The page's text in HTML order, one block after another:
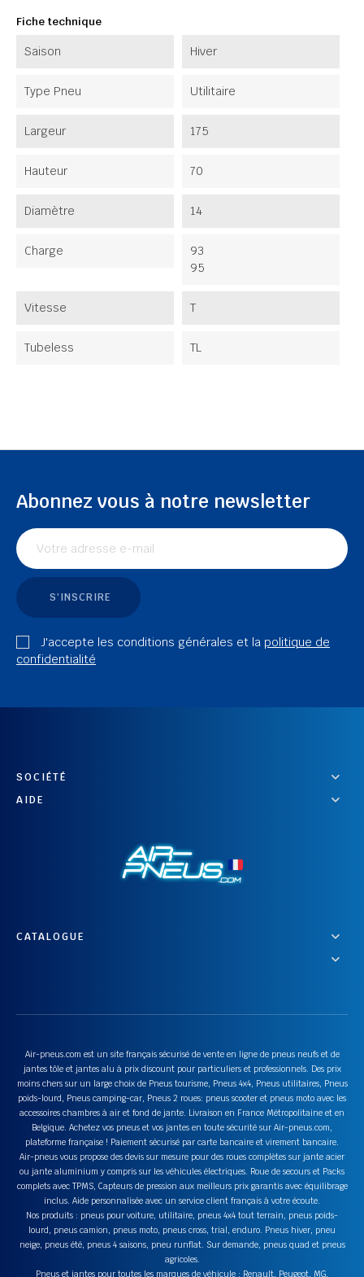
Fiche technique
Saison Hiver
Type Pneu Utilitaire
Largeur 175
Hauteur 70
Diamètre 14
Charge
93
95
Vitesse T
Tubeless TL
Abonnez vous à notre newsletter
S'INSCRIRE
J'accepte les conditions générales et la politique de
confidentialité
SOCIÉTÉ
AIDE
CATALOGUE
Air-pneus.com est un site français sécurisé de vente en ligne de pneus neufs et de
jantes tôle et jantes alu à prix discount pour particuliers et professionnels. Des prix
moins chers sur un large choix de Pneus tourisme, Pneus 4x4, Pneus utilitaires, Pneus
poids-lourd, Pneus camping-car, Pneus 2 roues: pneus scooter et pneus moto avec les
accessoires chambres à air et fond de jante. Livraison en France Métropolitaine et en
Belgique. Achetez vos pneus et vos jantes en toute sécurité sur Air-pneus.com,
plateforme française ! Paiement sécurisé par carte bancaire et virement bancaire.
Air-pneus vous propose des devis sur mesure pour des roues complètes sur jante acier
ou jante aluminium y compris sur les véhicules électriques. Roue de secours et Packs
complets avec TPMS, Capteurs de pression aux meilleurs prix garantis avec équilibrage
inclus. Aide personnalisée avec un service client français à votre écoute.
Nos produits : pneus pour voiture, utilitaire, pneus 4x4 tout terrain, pneus poids-
lourd, pneus camion, pneus moto, pneus cross, trial, enduro. Pneus hiver, pneu
neige, pneus été, pneus 4 saisons, pneu runflat. Sur demande, pneus quad et pneus
agricoles.
Pneus et jantes pour toutes les marques de véhicule : Renault, Peugeot, MG,